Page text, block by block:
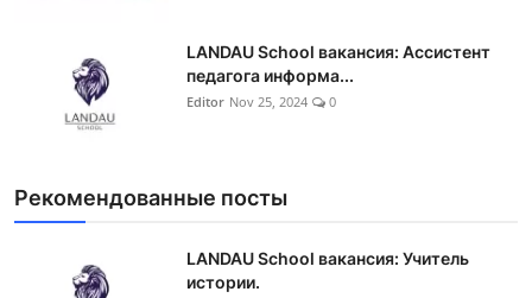
LANDAU School вакансия: Ассистент
педагога информа...
Editor Nov 25, 2024 0
Рекомендованные посты
LANDAU School вакансия: Учитель
истории.